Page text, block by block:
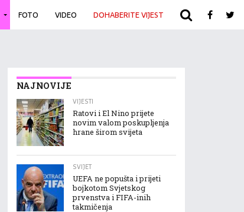
FOTO VIDEO DOHABERITE VIJEST ARHIVA
NAJNOVIJE
VIJESTI
Ratovi i El Nino prijete
novim valom poskupljenja
hrane širom svijeta
SVIJET
UEFA ne popušta i prijeti
bojkotom Svjetskog
prvenstva i FIFA-inih
takmičenja